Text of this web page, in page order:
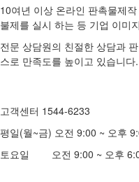
10여년 이상 온라인 판촉물제
불제를 실시 하는 등 기업 이미
전문 상담원의 친절한 상담과
스로 만족도를 높이고 있습니다.
고객센터 1544-6233
평일(월~금) 오전 9:00 ~ 오후
토요일 오전 9:00 ~ 오후